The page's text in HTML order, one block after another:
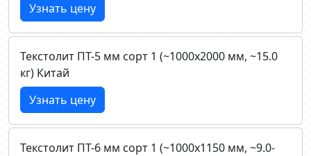
Узнать цену
Текстолит ПТ-5 мм сорт 1 (~1000х2000 мм, ~15.0
кг) Китай
Узнать цену
Текстолит ПТ-6 мм сорт 1 (~1000х1150 мм, ~9.0-